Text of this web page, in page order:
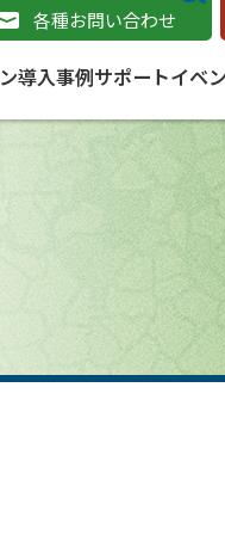
ビス
Cloud Service
のマネージドサービス
ング プラットフォーム
路
トモビリティ
導入事例 サポート
はじめよう
理情報システム）とは
解説
学ぼう ArcGIS
ルサイト
イベ
各種お問い合わせ